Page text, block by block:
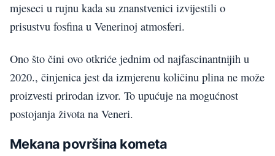
mjeseci u rujnu kada su znanstvenici izvijestili o
prisustvu fosfina u Venerinoj atmosferi.
Ono što čini ovo otkriće jednim od najfascinantnijih u
2020., činjenica jest da izmjerenu količinu plina ne može
proizvesti prirodan izvor. To upućuje na mogućnost
postojanja života na Veneri.
Mekana površina kometa